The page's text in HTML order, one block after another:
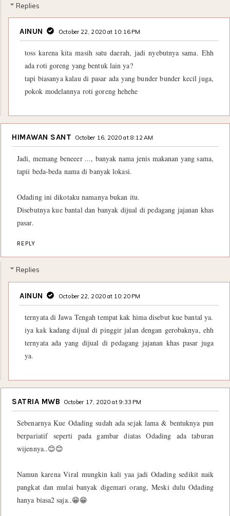
Replies
AINUN October 22, 2020 at 10:16 PM
toss karena kita masih satu daerah, jadi nyebutnya sama. Ehh
ada roti goreng yang bentuk lain ya?
tapi biasanya kalau di pasar ada yang bunder bunder kecil juga,
pokok modelannya roti goreng hehehe
HIMAWAN SANT October 16, 2020 at 8:12 AM
Jadi, memang beneeer ..., banyak nama jenis makanan yang sama,
tapii beda-beda nama di banyak lokasi.
Odading ini dikotaku namanya bukan itu.
Disebutnya kue bantal dan banyak dijual di pedagang jajanan khas
pasar.
REPLY
Replies
AINUN October 22, 2020 at 10:20 PM
ternyata di Jawa Tengah tempat kak hima disebut kue bantal ya.
iya kak kadang dijual di pinggir jalan dengan gerobaknya, ehh
ternyata ada yang dijual di pedagang jajanan khas pasar juga
ya.
SATRIA MWB October 17, 2020 at 9:33 PM
Sebenarnya Kue Odading sudah ada sejak lama & bentuknya pun
berpariatif seperti pada gambar diatas Odading ada taburan
wijennya..😊😊
Namun karena Viral mungkin kali yaa jadi Odading sedikit naik
pangkat dan mulai banyak digemari orang, Meski dulu Odading
hanya biasa2 saja..😁😁